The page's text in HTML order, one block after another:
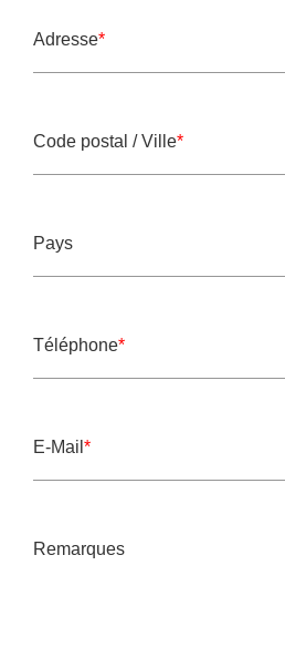
Adresse*
Code postal / Ville*
Pays
Téléphone*
E-Mail *
Remarques